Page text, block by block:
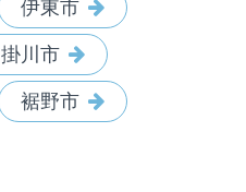
伊東市
掛川市
裾野市